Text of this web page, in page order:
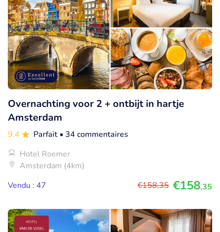
Overnachting voor 2 + ontbijt in hartje
Amsterdam
9.4 Parfait • 34 commentaires
Hotel Roemer
Amsterdam (4km)
Vendu : 47
€158,35 €158,35